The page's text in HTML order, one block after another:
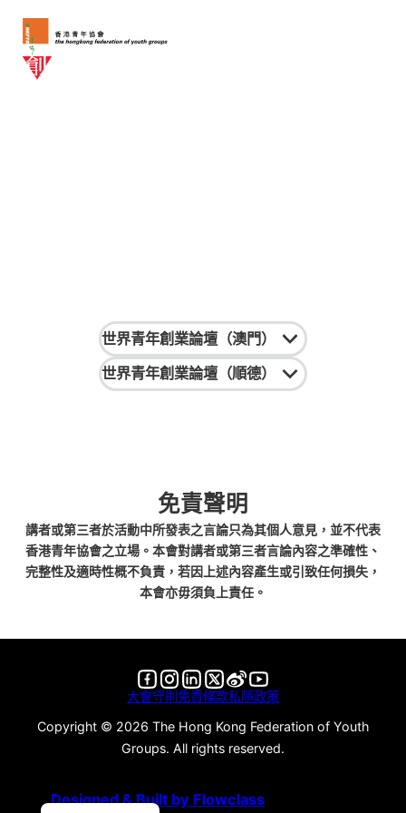
世界青年創業論壇（澳門）
世界青年創業論壇（順德）
免責聲明
講者或第三者於活動中所發表之言論只為其個人意見，並不代表
香港青年協會之立場。本會對講者或第三者言論內容之準確性、
完整性及適時性概不負責，若因上述內容產生或引致任何損失，
本會亦毋須負上責任。
Follow us on Facebook
Follow us on Instagram
Follow us on LinkedIn
Follow us on X
Follow us on X
Follow us on YouTube
大會守則 免責條款私隱政策
Copyright ©️ 2026 The Hong Kong Federation of Youth
Groups. All rights reserved.
Designed & Built by Flowclass